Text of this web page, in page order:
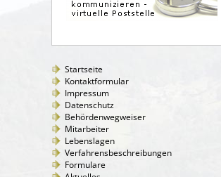
Startseite
Kontaktformular
Impressum
Datenschutz
Behördenwegweiser
Mitarbeiter
Lebenslagen
Verfahrensbeschreibungen
Formulare